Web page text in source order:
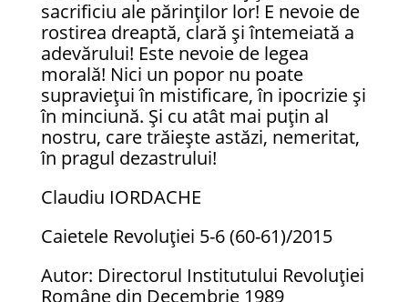
sacrificiu ale părinților lor! E nevoie de
rostirea dreaptă, clară și întemeiată a
adevărului! Este nevoie de legea
morală! Nici un popor nu poate
supraviețui în mistificare, în ipocrizie și
în minciună. Și cu atât mai puțin al
nostru, care trăiește astăzi, nemeritat,
în pragul dezastrului!
Claudiu IORDACHE
Caietele Revoluţiei 5-6 (60-61)/2015
Autor: Directorul Institutului Revoluției
Române din Decembrie 1989